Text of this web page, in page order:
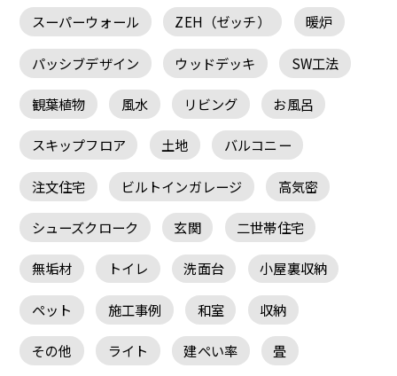
スーパーウォール ZEH（ゼッチ） 暖炉
パッシブデザイン ウッドデッキ SW工法
観葉植物 風水 リビング お風呂
スキップフロア 土地 バルコニー
注文住宅 ビルトインガレージ 高気密
シューズクローク 玄関 二世帯住宅
無垢材 トイレ 洗面台 小屋裏収納
ペット 施工事例 和室 収納
その他 ライト 建ぺい率 畳